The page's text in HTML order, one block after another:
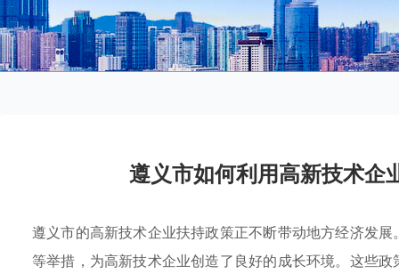
遵义市如何利用高新技术企
遵义市的高新技术企业扶持政策正不断带动地方经济发展
等举措，为高新技术企业创造了良好的成长环境。这些